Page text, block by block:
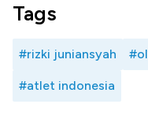
Tags
#rizki juniansyah
#atlet indonesia